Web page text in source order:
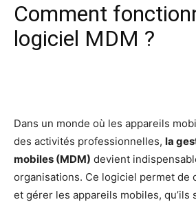
Comment
logiciel MDM ?
Dans un monde où les appareils
des activités professionnelles, la
mobiles (MDM) devient
organisations. Ce logiciel permet de
et gérer les appareils mobiles, qu’ils